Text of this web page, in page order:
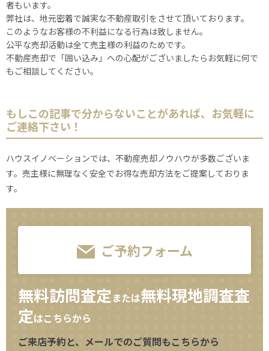
者もいます。
弊社は、地元密着で誠実な不動産取引をさせて頂いております。
このようなお客様の不利益になる行為は致しません。
公平な売却活動は全て売主様の利益のためです。
不動産売却で「囲い込み」への心配がございましたらお気軽に何で
もご相談してください。
もしこの記事で分からないことがあれば、お気軽に
ご連絡下さい！
ハウスイノベーションでは、不動産売却ノウハウが多数ございま
す。売主様に無理なく安全でお得な売却方法をご提案しておりま
す。
ご予約フォーム
無料訪問査定または無料現地調査査
定はこちらから
ご来店予約と、メールでのご質問もこちらから